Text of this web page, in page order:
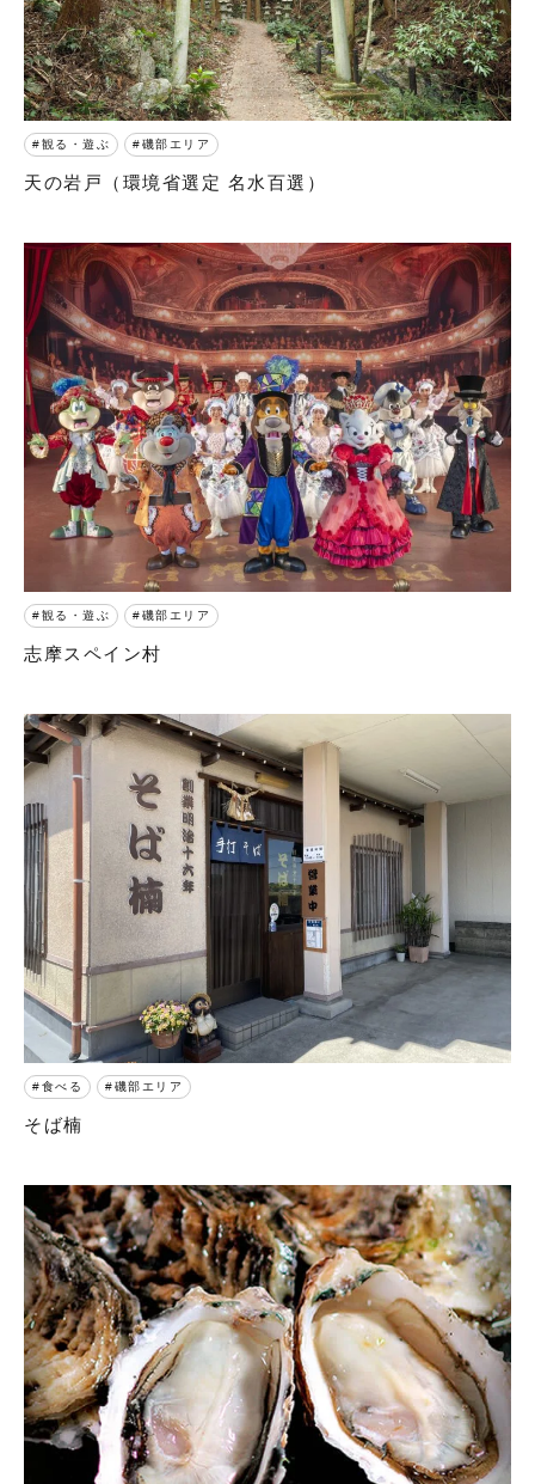
観る・遊ぶ 磯部エリア
天の岩戸（環境省選定 名水百選）
観る・遊ぶ 磯部エリア
志摩スペイン村
食べる 磯部エリア
そば楠